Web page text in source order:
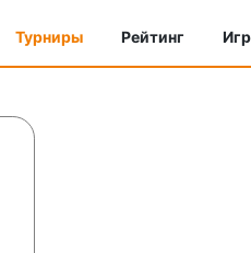
Турниры Рейтинг